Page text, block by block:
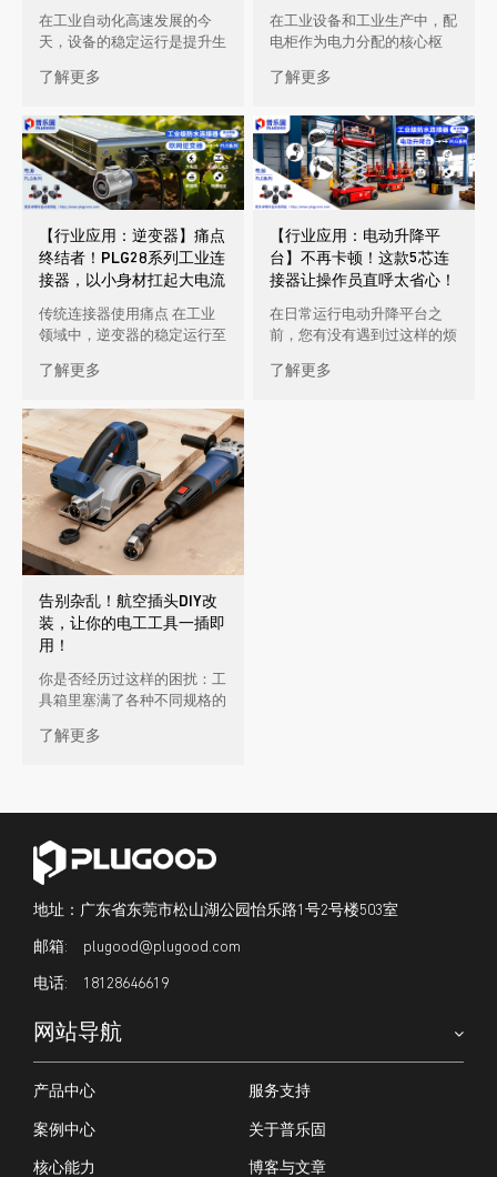
在工业自动化高速发展的今
天，设备的稳定运行是提升生
自动化设备应用中，正面临着
了解更多
靠！
在工业设备和工业生产中，配
电柜作为电力分配的核心枢
行与生产效率。然而，传统配
了解更多
【行业应用：逆变器】痛点
终结者！PLG28系列工业连
接器，以小身材扛起大电流
重任
传统连接器使用痛点 在工业
领域中，逆变器的稳定运行至
中连接电路的关键部件，其性
了解更多
【行业应用：电动升降平
台】不再卡顿！这款5芯连
接器让操作员直呼太省心！
在日常运行电动升降平台之
前，您有没有遇到过这样的烦
安装接线，简直就是费时费
了解更多
告别杂乱！航空插头DIY改
装，让你的电工工具一插即
用！
你是否经历过这样的困扰：工
具箱里塞满了各种不同规格的
时间去整理适配；排插被各种
了解更多
地址：广东省东莞市松山湖公园怡乐路1号2号楼503室
plugood@plugood.com
18128646619
网站导航
产品中心 服务支持
案例中心 关于普乐固
核心能力 博客与文章